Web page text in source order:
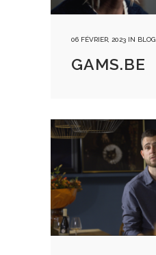
06 FÉVRIER, 2023 IN BLOG
GAMS.BE